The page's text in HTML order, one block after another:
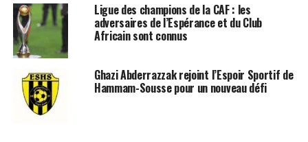
Ligue des champions de la CAF : les
adversaires de l’Espérance et du Club
Africain sont connus
Ghazi Abderrazzak rejoint l’Espoir Sportif de
Hammam-Sousse pour un nouveau défi